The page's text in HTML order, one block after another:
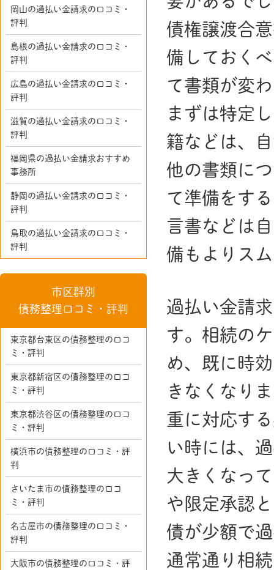
債権譲渡合
備しておく
て書類が変
まずは特定
籍などは、
他の書類に
て準備をす
言書などは
備もよりス
過払い金請
す。相続の
め、既に時
きなくなり
重に対応す
い時には、
大きくなっ
や限定承認
債が少額で
通常通り相
岡山の過払い金請求の口コミ・
評判
島根の過払い金請求の口コミ・
評判
広島の過払い金請求の口コミ・
評判
滋賀の過払い金請求の口コミ・
評判
福岡県の過払い金請求おすすめ
事務所
静岡の過払い金請求の口コミ・
評判
鳥取の過払い金請求の口コミ・
評判
市区群別
債務整理口コミ・評判
東京都台東区の債務整理の口コ
ミ・評判
東京都新宿区の債務整理の口コ
ミ・評判
東京都渋谷区の債務整理の口コ
ミ・評判
横浜市の債務整理の口コミ・評
判
さいたま市の債務整理の口コ
ミ・評判
名古屋市の債務整理の口コミ・
評判
大阪市の債務整理の口コミ・評